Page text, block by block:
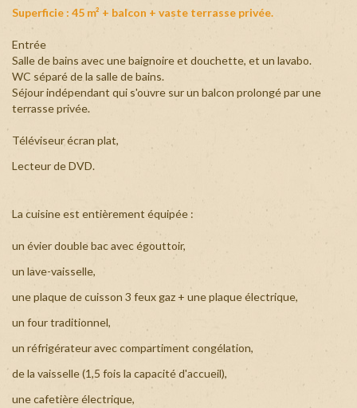
Superficie : 45 m² + balcon + vaste terrasse privée.
Entrée
Salle de bains avec une baignoire et douchette, et un lavabo.
WC séparé de la salle de bains.
Séjour indépendant qui s'ouvre sur un balcon prolongé par une
terrasse privée.
Téléviseur écran plat,
Lecteur de DVD.
La cuisine est entièrement équipée :
un évier double bac avec égouttoir,
un lave-vaisselle,
une plaque de cuisson 3 feux gaz + une plaque électrique,
un four traditionnel,
un réfrigérateur avec compartiment congélation,
de la vaisselle (1,5 fois la capacité d'accueil),
une cafetière électrique,
+